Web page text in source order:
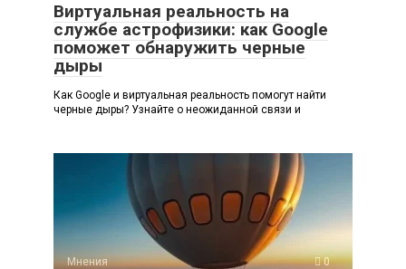
Виртуальная реальность на
службе астрофизики: как Google
поможет обнаружить черные
дыры
Как Google и виртуальная реальность помогут найти
черные дыры? Узнайте о неожиданной связи и
Мнения 0